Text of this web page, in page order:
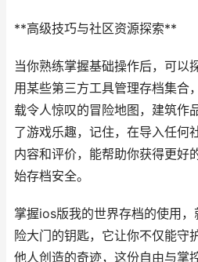
**高级技巧与社区资源探索**
当你熟练掌握基础操作后，可以
用某些第三方工具管理存档集合
载令人惊叹的冒险地图，建筑作
了游戏乐趣，记住，在导入任何
内容和评价，能帮助你获得更好
始存档安全。
掌握ios版我的世界存档的使用
险大门的钥匙，它让你不仅能守
他人创造的奇迹，这份自由与掌